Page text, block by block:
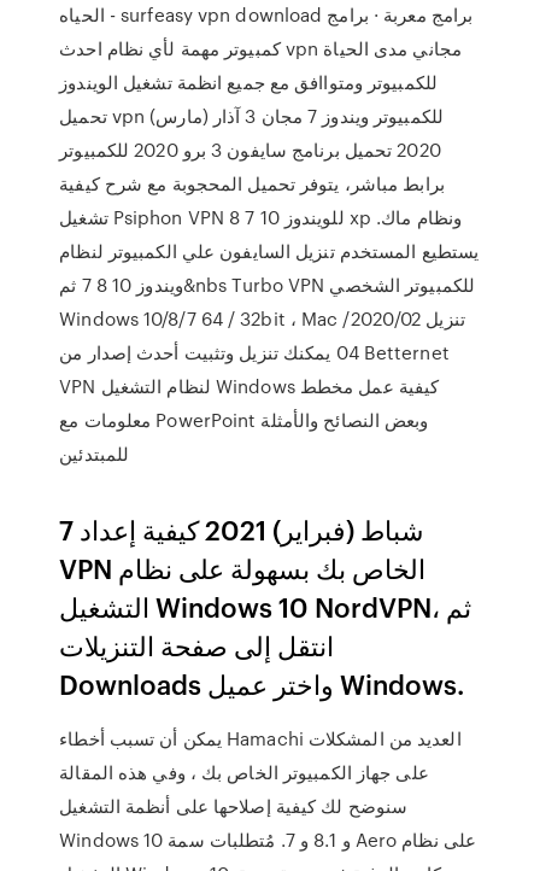
الحياه - surfeasy vpn download برامج معربة · برامج
كمبيوتر مهمة لأي نظام احدث vpn مجاني مدى الحياة
للكمبيوتر ومتواافق مع جميع انظمة تشغيل الويندوز
تحميل vpn للكمبيوتر ويندوز 7 مجان 3 آذار (مارس)
2020 تحميل برنامج سايفون 3 برو 2020 للكمبيوتر
برابط مباشر، يتوفر تحميل المحجوبة مع شرح كيفية
تشغيل Psiphon VPN للويندوز 10 7 8 xp ونظام ماك.
يستطيع المستخدم تنزيل السايفون علي الكمبيوتر لنظام
ويندوز 10 8 7 ثم&nbs Turbo VPN للكمبيوتر الشخصي
Windows 10/8/7 64 / 32bit ، Mac تنزيل 2020/02/
04 يمكنك تنزيل وتثبيت أحدث إصدار من Betternet
VPN لنظام التشغيل Windows كيفية عمل مخطط
معلومات مع PowerPoint وبعض النصائح والأمثلة
7 شباط (فبراير) 2021 كيفية إعداد
VPN الخاص بك بسهولة على نظام
التشغيل Windows 10 NordVPN، ثم
انتقل إلى صفحة التنزيلات
Downloads واختر عميل Windows.
يمكن أن تسبب أخطاء Hamachi العديد من المشكلات
على جهاز الكمبيوتر الخاص بك ، وفي هذه المقالة
سنوضح لك كيفية إصلاحها على أنظمة التشغيل
Windows 10 و 8.1 و 7. مُتطلبات سمة Aero على نظام